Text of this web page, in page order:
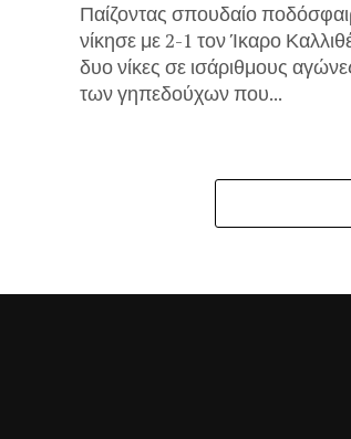
Παίζοντας σπουδαίο
νίκησε με 2-1 τον Ίκαρο
δυο νίκες σε ισάριθμους
των γηπεδούχων που...